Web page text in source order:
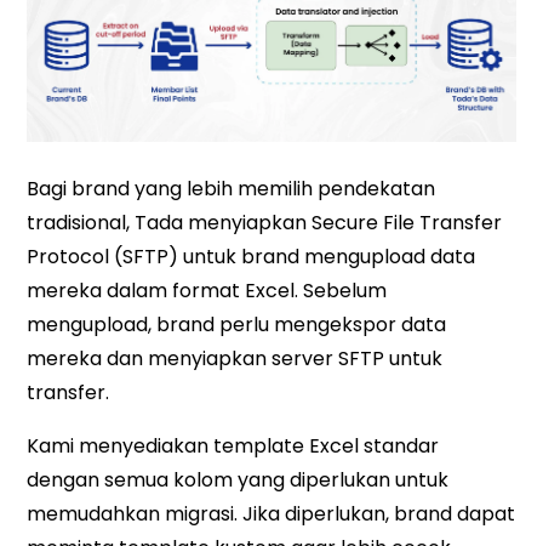
Bagi brand yang lebih memilih pendekatan
tradisional, Tada menyiapkan Secure File Transfer
Protocol (SFTP) untuk brand mengupload data
mereka dalam format Excel. Sebelum
mengupload, brand perlu mengekspor data
mereka dan menyiapkan server SFTP untuk
transfer.
Kami menyediakan template Excel standar
dengan semua kolom yang diperlukan untuk
memudahkan migrasi. Jika diperlukan, brand dapat